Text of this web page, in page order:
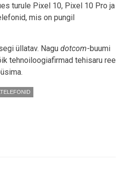
turule Pixel 10, Pixel 10 Pro ja
mis on pungil
üllatav. Nagu dotcom-buumi
tehnoiloogiafirmad tehisaru ree